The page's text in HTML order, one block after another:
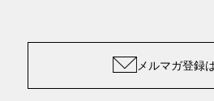
メルマガ登録